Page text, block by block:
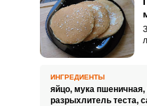
ИНГРЕДИЕНТЫ
яйцо, мука пшеничная,
разрыхлитель теста,